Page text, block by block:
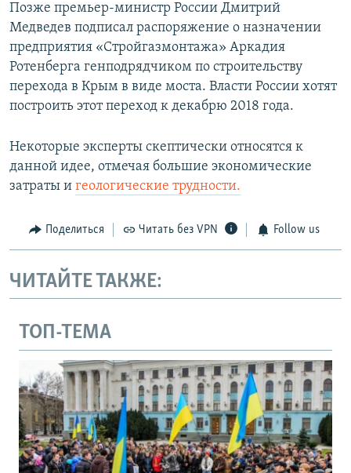
Позже премьер-министр России Дмитрий
Медведев подписал распоряжение о назначении
предприятия «Стройгазмонтажа» Аркадия
Ротенберга генподрядчиком по строительству
перехода в Крым в виде моста. Власти России хотят
построить этот переход к декабрю 2018 года.
Некоторые эксперты скептически относятся к
данной идее, отмечая большие экономические
затраты и геологические трудности.
Поделиться Читать без VPN Follow us
ЧИТАЙТЕ ТАКЖЕ:
ТОП-ТЕМА